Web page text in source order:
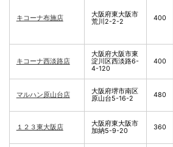
キコーナ布施店
大阪府東大阪市
荒川2-2-2
400
キコーナ西淡路店
大阪府大阪市東
淀川区西淡路6-
4-120
400
マルハン原山台店
大阪府堺市南区
原山台5-16-2
480
１２３東大阪店
大阪府東大阪市
加納5-9-20
360